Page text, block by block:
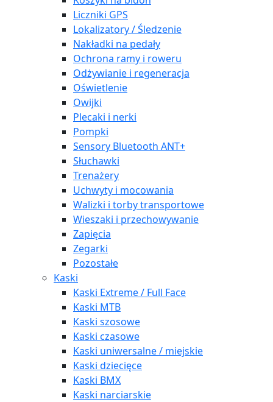
Liczniki GPS
Lokalizatory / Śledzenie
Nakładki na pedały
Ochrona ramy i roweru
Odżywianie i regeneracja
Oświetlenie
Owijki
Plecaki i nerki
Pompki
Sensory Bluetooth ANT+
Słuchawki
Trenażery
Uchwyty i mocowania
Walizki i torby transportowe
Wieszaki i przechowywanie
Zapięcia
Zegarki
Pozostałe
Kaski
Kaski Extreme / Full Face
Kaski MTB
Kaski szosowe
Kaski czasowe
Kaski uniwersalne / miejskie
Kaski dziecięce
Kaski BMX
Kaski narciarskie